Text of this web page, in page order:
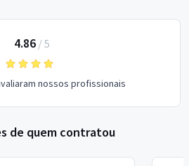
4.86/ 5
nossos profissionais
de quem contratou